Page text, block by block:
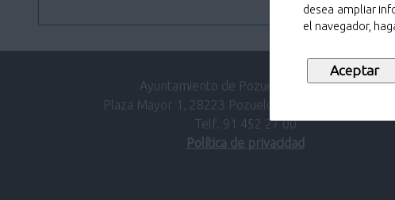
desea ampliar
el navegador,
Ayuntamiento de Pozuelo de Alarcón.
Plaza Mayor 1, 28223 Pozuelo de Alarcón (Madrid)
Telf. 91 452 27 00
Política de privacidad